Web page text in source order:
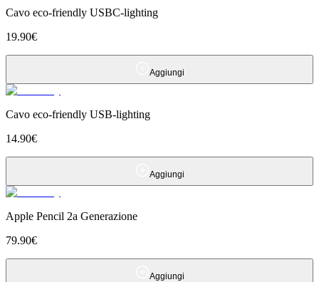
Cavo eco-friendly USBC-lighting
19.90€
Aggiungi
Cavo eco-friendly USB-lighting
14.90€
Aggiungi
Apple Pencil 2a Generazione
79.90€
Aggiungi